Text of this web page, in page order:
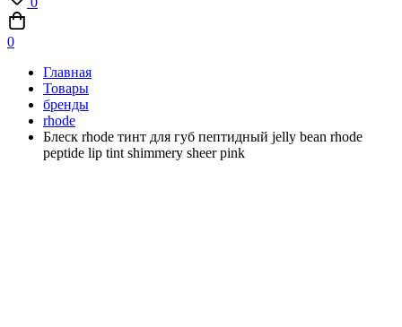
0
Главная
Товары
бренды
rhode
Блеск rhode тинт для губ пептидный jelly bean rhode
peptide lip tint shimmery sheer pink